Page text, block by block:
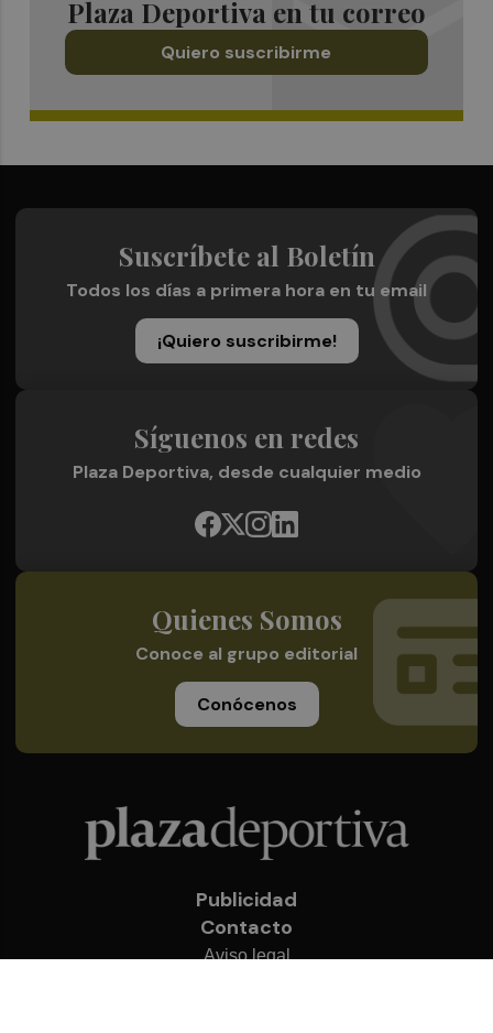
Plaza Deportiva en tu correo
Quiero suscribirme
Suscríbete al Boletín
Todos los días a primera hora en tu email
¡Quiero suscribirme!
Síguenos en redes
Plaza Deportiva, desde cualquier medio
Quienes Somos
Conoce al grupo editorial
Conócenos
Publicidad
Contacto
Aviso legal